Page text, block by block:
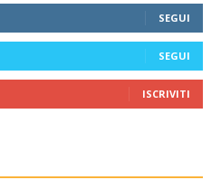
SEGUI
SEGUI
ISCRIVITI